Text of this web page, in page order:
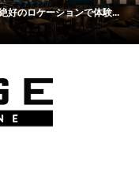
好のロケーションで体験...